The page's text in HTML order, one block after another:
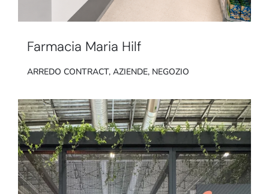
Farmacia Maria Hilf
ARREDO CONTRACT, AZIENDE, NEGOZIO